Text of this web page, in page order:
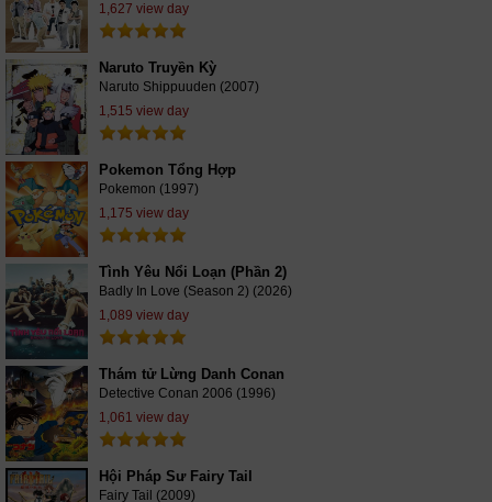
1,627 view day
Naruto Truyền Kỳ
Naruto Shippuuden (2007)
1,515 view day
Pokemon Tổng Hợp
Pokemon (1997)
1,175 view day
Tình Yêu Nổi Loạn (Phần 2)
Badly In Love (Season 2) (2026)
1,089 view day
Thám tử Lừng Danh Conan
Detective Conan 2006 (1996)
1,061 view day
Hội Pháp Sư Fairy Tail
Fairy Tail (2009)